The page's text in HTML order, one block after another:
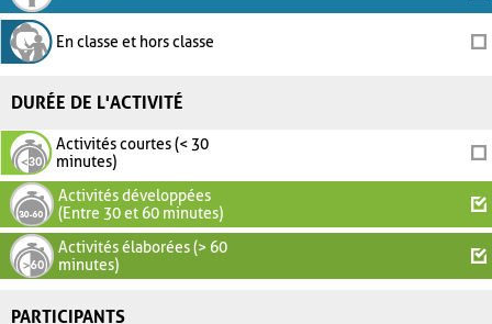
En classe et hors classe
DURÉE DE L'ACTIVITÉ
Activités courtes (< 30
minutes)
Activités développées
(Entre 30 et 60 minutes)
Activités élaborées (> 60
minutes)
PARTICIPANTS